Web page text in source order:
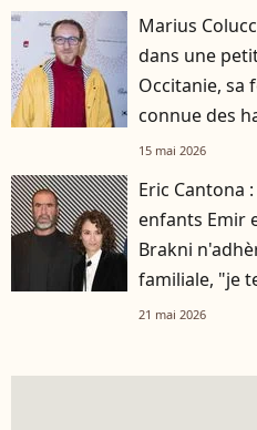
Marius
dans une
Occitanie, sa
connue des
15 mai 2026
Eric Cantona
enfants Emir
Brakni
familiale, "je
d'avis"
21 mai 2026